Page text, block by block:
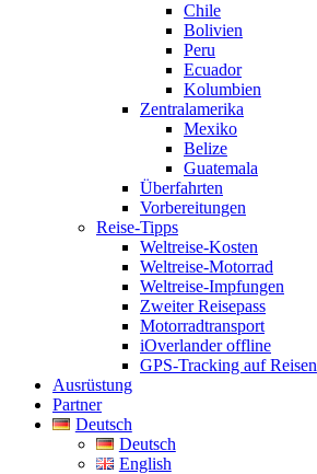
Chile
Bolivien
Peru
Ecuador
Kolumbien
Zentralamerika
Mexiko
Belize
Guatemala
Überfahrten
Vorbereitungen
Reise-Tipps
Weltreise-Kosten
Weltreise-Motorrad
Weltreise-Impfungen
Zweiter Reisepass
Motorradtransport
iOverlander offline
GPS-Tracking auf Reisen
Ausrüstung
Partner
Deutsch
Deutsch
English